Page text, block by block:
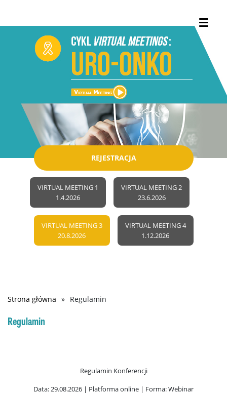
REJESTRACJA
VIRTUAL MEETING 1
1.4.2026
VIRTUAL MEETING 2
23.6.2026
VIRTUAL MEETING 3
20.8.2026
VIRTUAL MEETING 4
1.12.2026
Ścieżka
nawigacyjna
Strona główna Regulamin
Regulamin
Regulamin Konferencji
Data: 29.08.2026 | Platforma online | Forma: Webinar